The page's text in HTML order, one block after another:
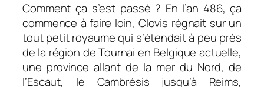
Comment ça s’est passé ? En l’an 486, ça
commence à faire loin, Clovis régnait sur un
tout petit royaume qui s’étendait à peu près
de la région de Tournai en Belgique actuelle,
une province allant de la mer du Nord, de
l’Escaut, le Cambrésis jusqu’à Reims,